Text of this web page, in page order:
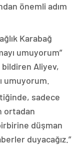
önemli adım
Karabağ
umuyorum”
bildiren Aliyev,
umuyorum.
sadece
ortadan
düşman
duyacağız.”